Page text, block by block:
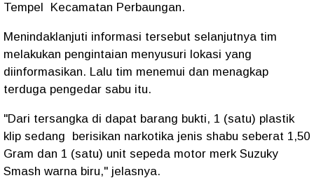
Tempel Kecamatan Perbaungan.
Menindaklanjuti informasi tersebut selanjutnya tim
melakukan pengintaian menyusuri lokasi yang
diinformasikan. Lalu tim menemui dan menagkap
terduga pengedar sabu itu.
"Dari tersangka di dapat barang bukti, 1 (satu) plastik
klip sedang berisikan narkotika jenis shabu seberat 1,50
Gram dan 1 (satu) unit sepeda motor merk Suzuky
Smash warna biru," jelasnya.